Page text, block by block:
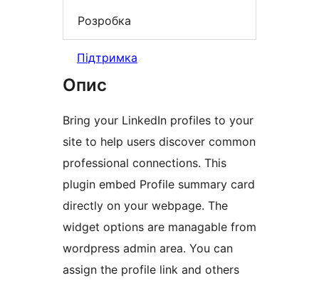
Розробка
Підтримка
Опис
Bring your LinkedIn profiles to your
site to help users discover common
professional connections. This
plugin embed Profile summary card
directly on your webpage. The
widget options are managable from
wordpress admin area. You can
assign the profile link and others